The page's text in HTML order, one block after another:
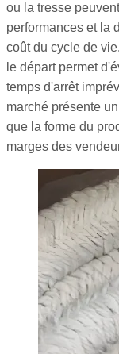
ou la tresse
performances et la
coût du cycle de
le départ permet
temps d'arrêt
marché présente
que la forme du
marges des